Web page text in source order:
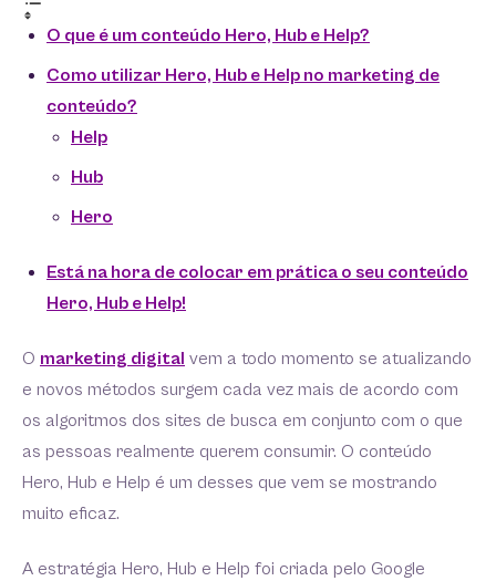
O que é um conteúdo Hero, Hub e Help?
Como utilizar Hero, Hub e Help no marketing de
conteúdo?
Help
Hub
Hero
Está na hora de colocar em prática o seu conteúdo
Hero, Hub e Help!
O marketing digital vem a todo momento se atualizando
e novos métodos surgem cada vez mais de acordo com
os algoritmos dos sites de busca em conjunto com o que
as pessoas realmente querem consumir. O conteúdo
Hero, Hub e Help é um desses que vem se mostrando
muito eficaz.
A estratégia Hero, Hub e Help foi criada pelo Google